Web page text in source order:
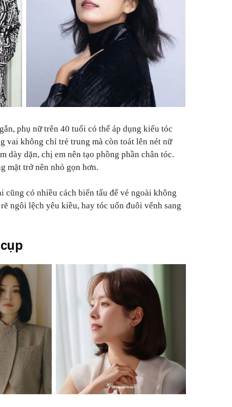
phụ nữ trên 40 tuổi có thể áp dụng kiểu tóc
vai không chỉ trẻ trung mà còn toát lên nét nữ
dày dặn, chị em nên tạo phồng phần chân tóc.
mặt trở nên nhỏ gọn hơn.
cũng có nhiều cách biến tấu để vẻ ngoài không
ngôi lệch yêu kiều, hay tóc uốn đuôi vểnh sang